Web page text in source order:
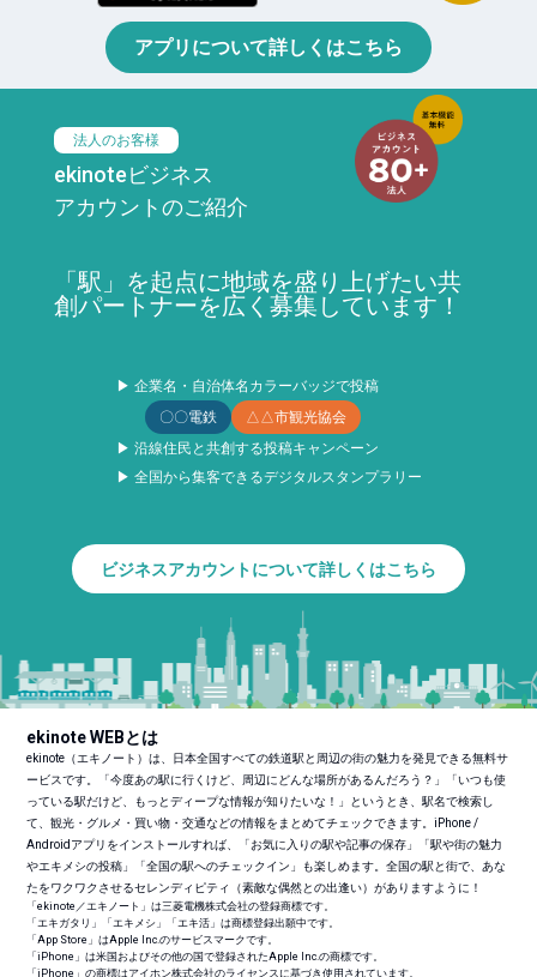
アプリについて詳しくはこちら
法人のお客様
ekinoteビジネス
アカウントのご紹介
「駅」を起点に地域を盛り上げたい共
創パートナーを広く募集しています！
▶ 企業名・自治体名カラーバッジで投稿
〇〇電鉄
△△市観光協会
▶ 沿線住民と共創する投稿キャンペーン
▶ 全国から集客できるデジタルスタンプラリー
ビジネスアカウントについて詳しくはこちら
ekinote WEBとは
ekinote（エキノート）は、日本全国すべての鉄道駅と周辺の街の魅力を発見できる無料サ
ービスです。「今度あの駅に行くけど、周辺にどんな場所があるんだろう？」「いつも使
っている駅だけど、もっとディープな情報が知りたいな！」というとき、駅名で検索し
て、観光・グルメ・買い物・交通などの情報をまとめてチェックできます。iPhone /
Androidアプリをインストールすれば、「お気に入りの駅や記事の保存」「駅や街の魅力
やエキメシの投稿」「全国の駅へのチェックイン」も楽しめます。全国の駅と街で、あな
たをワクワクさせるセレンディピティ（素敵な偶然との出逢い）がありますように！
「ekinote／エキノート」は三菱電機株式会社の登録商標です。
「エキガタリ」「エキメシ」「エキ活」は商標登録出願中です。
「App Store」はApple Inc.のサービスマークです。
「iPhone」は米国およびその他の国で登録されたApple Inc.の商標です。
「iPhone」の商標はアイホン株式会社のライセンスに基づき使用されています。